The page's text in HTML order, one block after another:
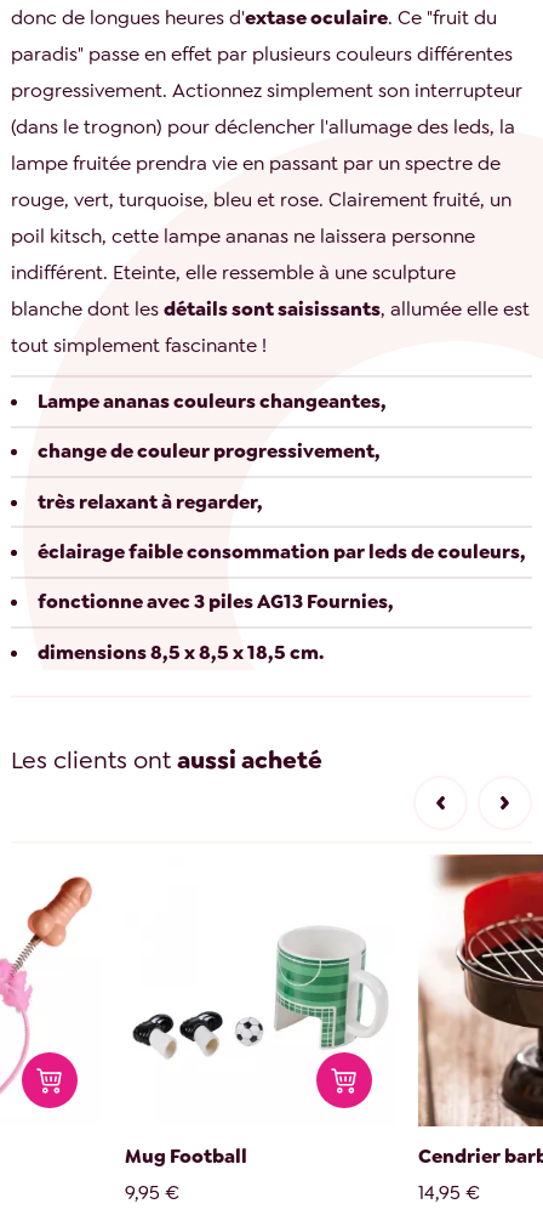
donc de longues heures d'extase oculaire. Ce "fruit du
paradis" passe en effet par plusieurs couleurs différentes
progressivement. Actionnez simplement son interrupteur
(dans le trognon) pour déclencher l'allumage des leds, la
lampe fruitée prendra vie en passant par un spectre de
rouge, vert, turquoise, bleu et rose. Clairement fruité, un
poil kitsch, cette lampe ananas ne laissera personne
indifférent. Eteinte, elle ressemble à une sculpture
blanche dont lesdétails sont saisissants, allumée elle est
tout simplement fascinante !
Lampe ananas couleurs changeantes,
change de couleur progressivement,
très relaxant à regarder,
éclairage faible consommation par leds de couleurs,
fonctionne avec 3 piles AG13 Fournies,
dimensions 8,5 x 8,5 x 18,5 cm.
Les clients ontaussi acheté
Mug Football
9,95 €
Cendrier
14,95 €